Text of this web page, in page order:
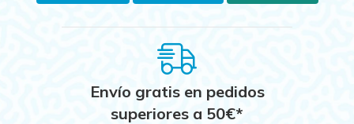
Envío gratis en pedidos
superiores a 50€*